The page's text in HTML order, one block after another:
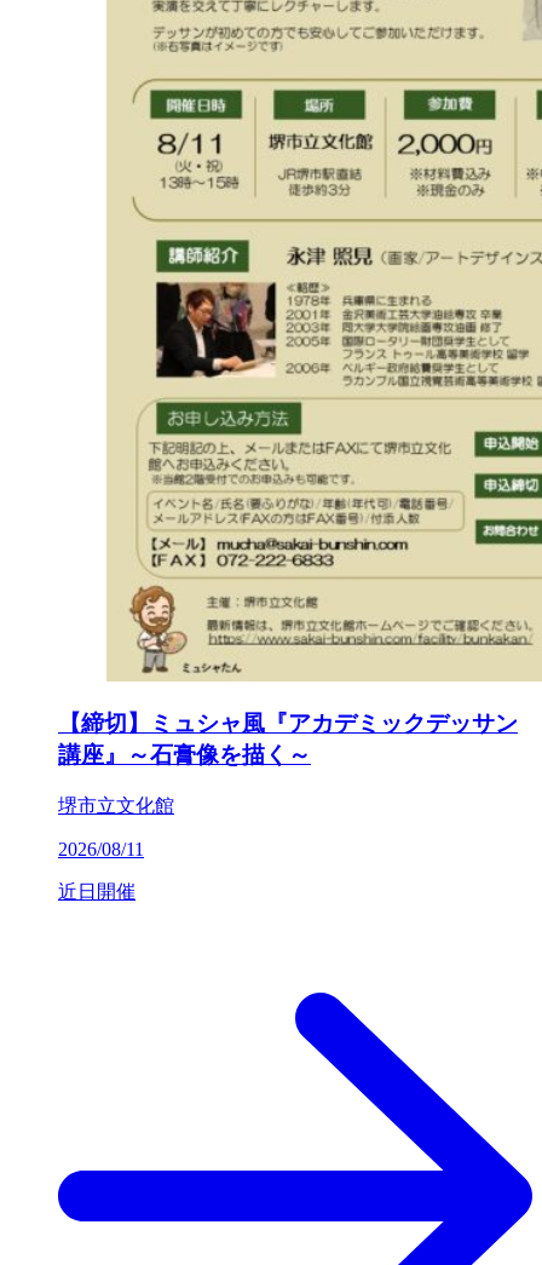
【締切】ミュシャ風『アカデミックデッサン
講座』～石膏像を描く～
堺市立文化館
2026/08/11
近日開催